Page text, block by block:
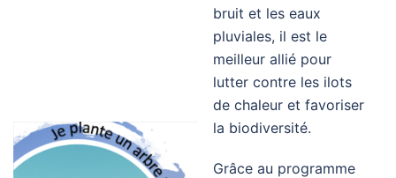
bruit et les eaux
pluviales, il est le
meilleur allié pour
lutter contre les ilots
de chaleur et favoriser
la biodiversité.
Grâce au programme